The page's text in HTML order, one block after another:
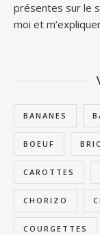
présentes sur le
moi et
BANANES
BOEUF
CAROTTES
CHORIZO
COURGETTES